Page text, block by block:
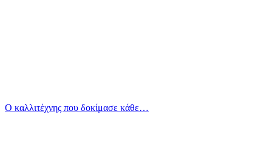
Ο καλλιτέχνης που δοκίμασε κάθε…